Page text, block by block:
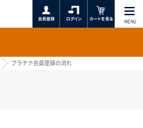
MENU
プラチナ会員登録の流れ